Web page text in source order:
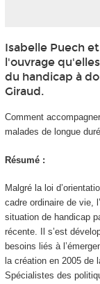
Isabelle Puech
l'ouvrage
du handicap à
Giraud.
Comment
malades de longue
Résumé :
Malgré la loi
cadre ordinaire de vie,
situation de handicap
récente. Il s’est
besoins liés à
la création en 2005 de
Spécialistes des